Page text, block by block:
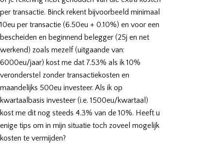
per transactie. Binck rekent bijvoorbeeld minimaal
10eu per transactie (6.50eu + 0.10%) en voor een
bescheiden en beginnend belegger (25j en net
werkend) zoals mezelf (uitgaande van:
6000eu/jaar) kost me dat 7.53% als ik 10%
veronderstel zonder transactiekosten en
maandelijks 500eu investeer. Als ik op
kwartaalbasis investeer (i.e. 1500eu/kwartaal)
kost me dit nog steeds 4.3% van de 10%. Heeft u
enige tips om in mijn situatie toch zoveel mogelijk
kosten te vermijden?